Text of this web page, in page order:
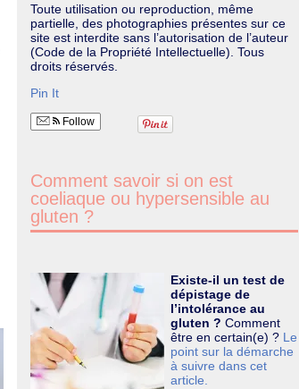
Toute utilisation ou reproduction, même
partielle, des photographies présentes sur ce
site est interdite sans l’autorisation de l’auteur
(Code de la Propriété Intellectuelle). Tous
droits réservés.
Pin It
Follow
Comment savoir si on est
coeliaque ou hypersensible au
gluten ?
Existe-il un test de
dépistage de
l’intolérance au
gluten ?Comment
être en certain(e) ? Le
point sur la démarche
à suivre dans cet
article.